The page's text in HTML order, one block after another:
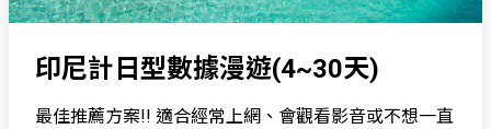
印尼計日型數據漫遊(4~30天)
最佳推薦方案!! 適合經常上網、會觀看影音或不想一直